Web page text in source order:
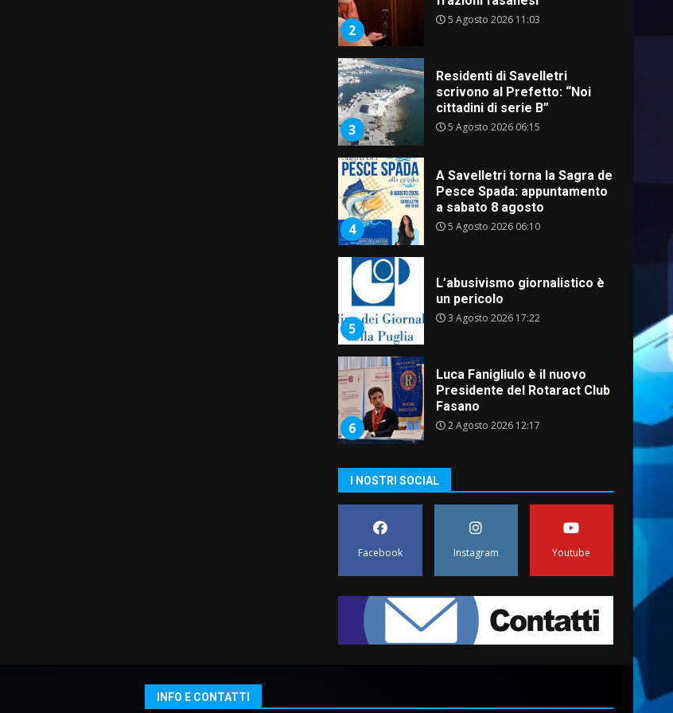
2
5 Agosto 2026 11:03
3
Residenti di Savelletri
scrivono al Prefetto: “Noi
cittadini di serie B”
5 Agosto 2026 06:15
4
A Savelletri torna la Sagra del
Pesce Spada: appuntamento
a sabato 8 agosto
5 Agosto 2026 06:10
5
L’abusivismo giornalistico è
un pericolo
3 Agosto 2026 17:22
6
Luca Fanigliulo è il nuovo
Presidente del Rotaract Club
Fasano
2 Agosto 2026 12:17
Il Premio Internazionale
escluso dal campionato
5 Agosto 2026 17:30
I NOSTRI SOCIAL
Facebook Instagram Youtube
INFO E CONTATTI